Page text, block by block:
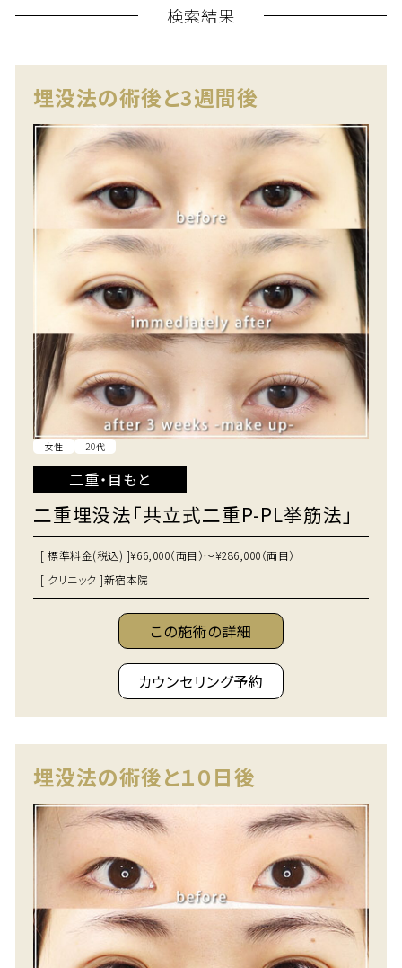
検索結果
埋没法の術後と3週間後
女性 20代
二重・目もと
二重埋没法「共立式二重P-PL挙筋法」
[ 標準料金(税込) ]¥66,000（両目）～¥286,000（両目）
[ クリニック ]新宿本院
この施術の詳細
カウンセリング予約
埋没法の術後と１０日後